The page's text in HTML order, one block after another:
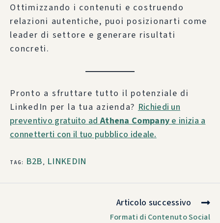
Ottimizzando i contenuti e costruendo
relazioni autentiche, puoi posizionarti come
leader di settore e generare risultati
concreti.
Pronto a sfruttare tutto il potenziale di
LinkedIn per la tua azienda? Richiedi un
preventivo gratuito adAthena Company e inizia a
connetterti con il tuo pubblico ideale.
TAG : B2B , LINKEDIN
Articolo successivo
Formati di Contenuto Social